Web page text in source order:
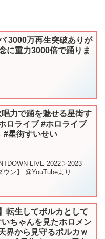
3000万再生突破ありが
に重力3000倍で踊りま
力で踊を魅せる星街す
ロライブ #ホロライブ
#星街すいせい
LIVE 2022▷2023 -
ン】 @YouTubeより
転生してポルカとして
ちゃんを見たホロメン
界から見守るポルカｗ